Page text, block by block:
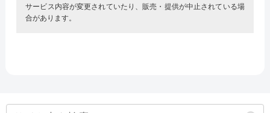
サービス内容が変更されていたり、販売・提供が中止されている場
合があります。